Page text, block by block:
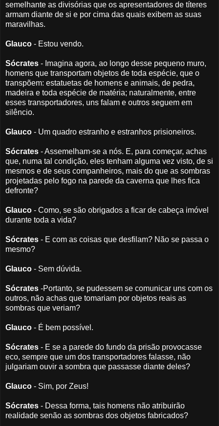
semelhante as divisórias que os apresentadores de títeres
armam diante de si e por cima das quais exibem as suas
maravilhas.
Glauco - Estou vendo.
Sócrates - Imagina agora, ao longo desse pequeno muro,
homens que transportam objetos de toda espécie, que o
transpõem: estatuetas de homens e animais, de pedra,
madeira e toda espécie de matéria; naturalmente, entre
esses transportadores, uns falam e outros seguem em
silêncio.
Glauco - Um quadro estranho e estranhos prisioneiros.
Sócrates - Assemelham-se a nós. E, para começar, achas
que, numa tal condição, eles tenham alguma vez visto, de si
mesmos e de seus companheiros, mais do que as sombras
projetadas pelo fogo na parede da caverna que lhes fica
defronte?
Glauco - Como, se são obrigados a ficar de cabeça imóvel
durante toda a vida?
Sócrates - E com as coisas que desfilam? Não se passa o
mesmo?
Glauco - Sem dúvida.
Sócrates -Portanto, se pudessem se comunicar uns com os
outros, não achas que tomariam por objetos reais as
sombras que veriam?
Glauco - É bem possível.
Sócrates - E se a parede do fundo da prisão provocasse
eco, sempre que um dos transportadores falasse, não
julgariam ouvir a sombra que passasse diante deles?
Glauco - Sim, por Zeus!
Sócrates - Dessa forma, tais homens não atribuirão
realidade senão as sombras dos objetos fabricados?